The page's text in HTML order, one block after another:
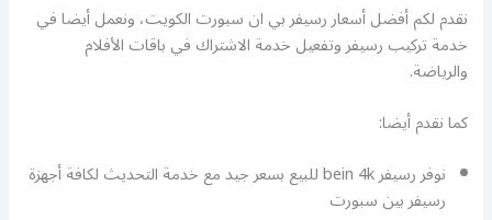
نقدم لكم أفضل أسعار رسيفر بي ان سبورت الكويت، ونعمل أيضا في
خدمة تركيب رسيفر وتفعيل خدمة الاشتراك في باقات الأفلام
والرياضة.
كما نقدم أيضا:
نوفر رسيفر bein 4k للبيع بسعر جيد مع خدمة التحديث لكافة أجهزة
رسيفر بين سبورت